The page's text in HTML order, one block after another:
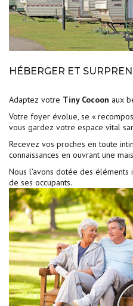
HÉBERGER ET
Adaptez votre Tiny Cocoon aux
Votre foyer évolue, se «
vous gardez votre espace vital
Recevez vos proches en toute
connaissances en ouvrant une
Nous l’avons dotée des éléments
de ses occupants.